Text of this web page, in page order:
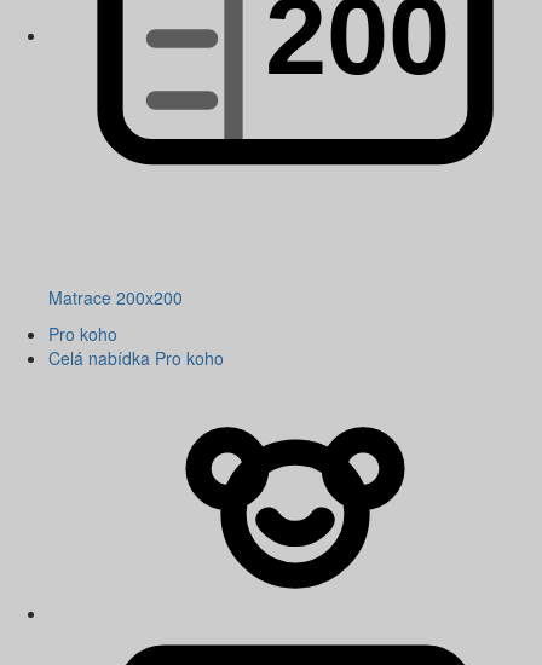
Matrace 200x200
Pro koho
Celá nabídka Pro koho